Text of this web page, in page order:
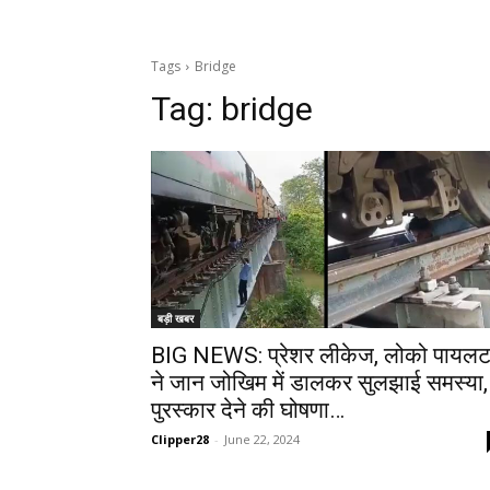
Tags Bridge
Tag: bridge
बड़ी खबर
BIG NEWS: प्रेशर लीकेज, लोको पायलट
ने जान जोखिम में डालकर सुलझाई समस्या,
पुरस्कार देने की घोषणा…
Clipper28 - June 22, 2024